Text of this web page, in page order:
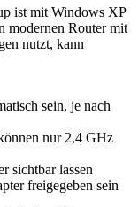
ist mit Windows XP
modernen Router mit
nutzt, kann
sein, je nach
nur 2,4 GHz
sichtbar lassen
freigegeben sein